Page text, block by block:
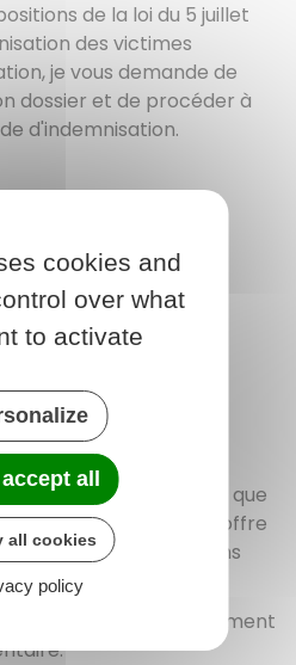
de la loi du 5 juillet
des victimes
je vous demande de
dossier et de procéder à
d'indemnisation.
/ de la déclaration
et documents
de mes blessures,
engagés,
à l'étude de mon
vouloir m'indiquer les
nécessaires, ainsi que
présentation de votre offre
à vos obligations
pour tout renseignement
cookies and
over what
to activate
all
all cookies
policy